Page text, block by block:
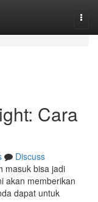
Cara
Discuss
masuk bisa jadi
akan memberikan
dapat untuk